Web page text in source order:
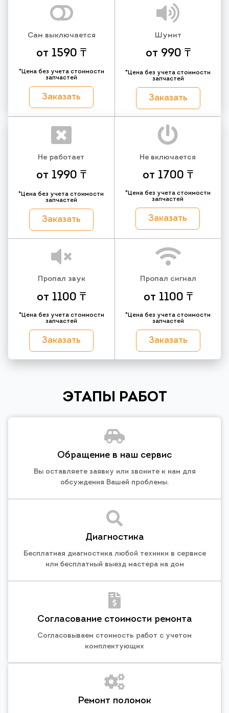
Сам выключается
от 1590 ₸
*Цена без учета стоимости
запчастей
Заказать
Шумит
от 990 ₸
*Цена без учета стоимости
запчастей
Заказать
Не работает
от 1990 ₸
*Цена без учета стоимости
запчастей
Заказать
Не включается
от 1700 ₸
*Цена без учета стоимости
запчастей
Заказать
Пропал звук
от 1100 ₸
*Цена без учета стоимости
запчастей
Заказать
Пропал сигнал
от 1100 ₸
*Цена без учета стоимости
запчастей
Заказать
ЭТАПЫ РАБОТ
Обращение в наш сервис
Вы оставляете заявку или звоните к нам для
обсуждения Вашей проблемы.
Диагностика
Бесплатная диагностика любой техники в сервисе
или бесплатный выезд мастера на дом
Согласование стоимости ремонта
Согласовываем стоимость работ с учетом
комплектующих
Ремонт поломок